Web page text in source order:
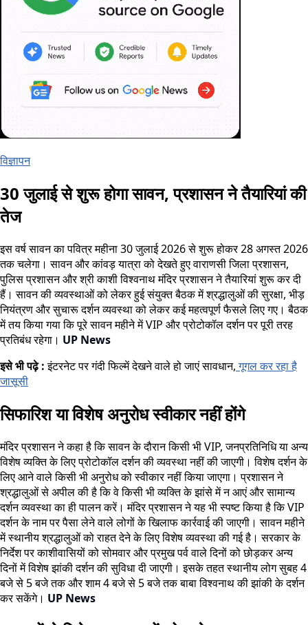
विज्ञापन
30 जुलाई से शुरू होगा सावन, प्रशासन ने तैयारियां की
तेज
इस वर्ष सावन का पवित्र महीना 30 जुलाई 2026 से शुरू होकर 28 अगस्त 2026
तक चलेगा। सावन और कांवड़ यात्रा को देखते हुए वाराणसी जिला प्रशासन,
पुलिस प्रशासन और श्री काशी विश्वनाथ मंदिर प्रशासन ने तैयारियां शुरू कर दी
हैं। सावन की व्यवस्थाओं को लेकर हुई संयुक्त बैठक में श्रद्धालुओं की सुरक्षा, भीड़
नियंत्रण और सुचारू दर्शन व्यवस्था को लेकर कई महत्वपूर्ण फैसले लिए गए। बैठक
में तय किया गया कि पूरे सावन महीने में VIP और प्रोटोकॉल दर्शन पर पूरी तरह
प्रतिबंध रहेगा। UP News
इसे भी पढ़े :इंटरनेट पर गंदी फिल्में देखने वाले हो जाएं सावधान,गूगल कर रहा है
जासूसी
सिफारिश या विशेष अनुरोध स्वीकार नहीं होंगे
मंदिर प्रशासन ने कहा है कि सावन के दौरान किसी भी VIP, जनप्रतिनिधि या अन्य
विशेष व्यक्ति के लिए प्रोटोकॉल दर्शन की व्यवस्था नहीं की जाएगी। विशेष दर्शन के
लिए आने वाले किसी भी अनुरोध को स्वीकार नहीं किया जाएगा। प्रशासन ने
श्रद्धालुओं से अपील की है कि वे किसी भी व्यक्ति के झांसे में न आएं और सामान्य
दर्शन व्यवस्था का ही पालन करें। मंदिर प्रशासन ने यह भी स्पष्ट किया है कि VIP
दर्शन के नाम पर पैसा लेने वाले लोगों के खिलाफ कार्रवाई की जाएगी। सावन महीने
में स्थानीय श्रद्धालुओं को राहत देने के लिए विशेष व्यवस्था की गई है। सरकार के
निर्देश पर काशीवासियों को सोमवार और प्रमुख पर्व वाले दिनों को छोड़कर अन्य
दिनों में विशेष झांकी दर्शन की सुविधा दी जाएगी। इसके तहत स्थानीय लोग सुबह 4
बजे से 5 बजे तक और शाम 4 बजे से 5 बजे तक बाबा विश्वनाथ की झांकी के दर्शन
कर सकेंगे। UP News